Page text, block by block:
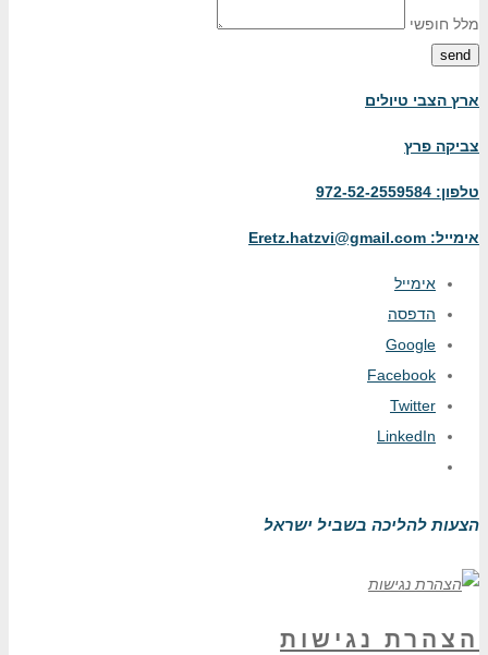
מלל חופשי
send
ארץ הצבי טיולים
צביקה פרץ
טלפון: 972-52-2559584
Eretz.hatzvi@gmail.com :אימייל
אימייל
הדפסה
Google
Facebook
Twitter
LinkedIn
הצעות להליכה בשביל ישראל
הצהרת נגישות